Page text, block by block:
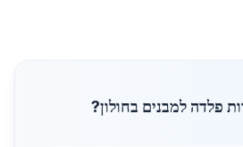
פלדה למבנים בחולון?